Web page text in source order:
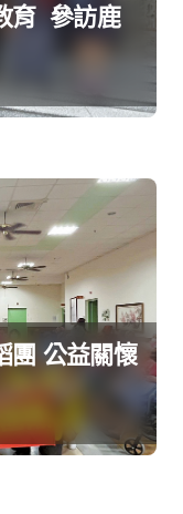
訪鹿
團 公益關懷